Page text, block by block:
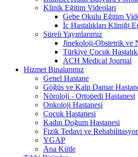
Klinik Eğitim Videoları
Gebe Okulu Eğitim
İç Hastalıkları Kliniği
Süreli Yayınlarımız
Jinekoloji-Obstetrik ve
Türkiye Çocuk
ACH Medical Journal
Hizmet Binalarımız
Genel Hastane
Göğüs ve Kalp Damar
Nöroloji - Ortopedi Hastanesi
Onkoloji Hastanesi
Çocuk Hastanesi
Kadın Doğum Hastanesi
Fizik Tedavi ve
YGAP
Ana Kütle